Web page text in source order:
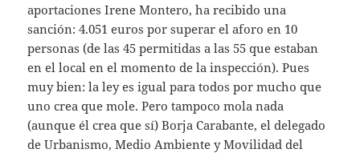
aportaciones Irene Montero, ha recibido una
sanción: 4.051 euros por superar el aforo en 10
personas (de las 45 permitidas a las 55 que estaban
en el local en el momento de la inspección). Pues
muy bien: la ley es igual para todos por mucho que
uno crea que mole. Pero tampoco mola nada
(aunque él crea que sí) Borja Carabante, el delegado
de Urbanismo, Medio Ambiente y Movilidad del